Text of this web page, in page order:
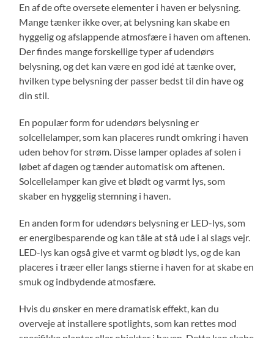
En af de ofte oversete elementer i haven er belysning.
Mange tænker ikke over, at belysning kan skabe en
hyggelig og afslappende atmosfære i haven om aftenen.
Der findes mange forskellige typer af udendørs
belysning, og det kan være en god idé at tænke over,
hvilken type belysning der passer bedst til din have og
din stil.
En populær form for udendørs belysning er
solcellelamper, som kan placeres rundt omkring i haven
uden behov for strøm. Disse lamper oplades af solen i
løbet af dagen og tænder automatisk om aftenen.
Solcellelamper kan give et blødt og varmt lys, som
skaber en hyggelig stemning i haven.
En anden form for udendørs belysning er LED-lys, som
er energibesparende og kan tåle at stå ude i al slags vejr.
LED-lys kan også give et varmt og blødt lys, og de kan
placeres i træer eller langs stierne i haven for at skabe en
smuk og indbydende atmosfære.
Hvis du ønsker en mere dramatisk effekt, kan du
overveje at installere spotlights, som kan rettes mod